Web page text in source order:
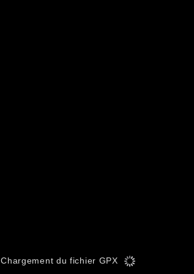
Chargement du fichier GPX